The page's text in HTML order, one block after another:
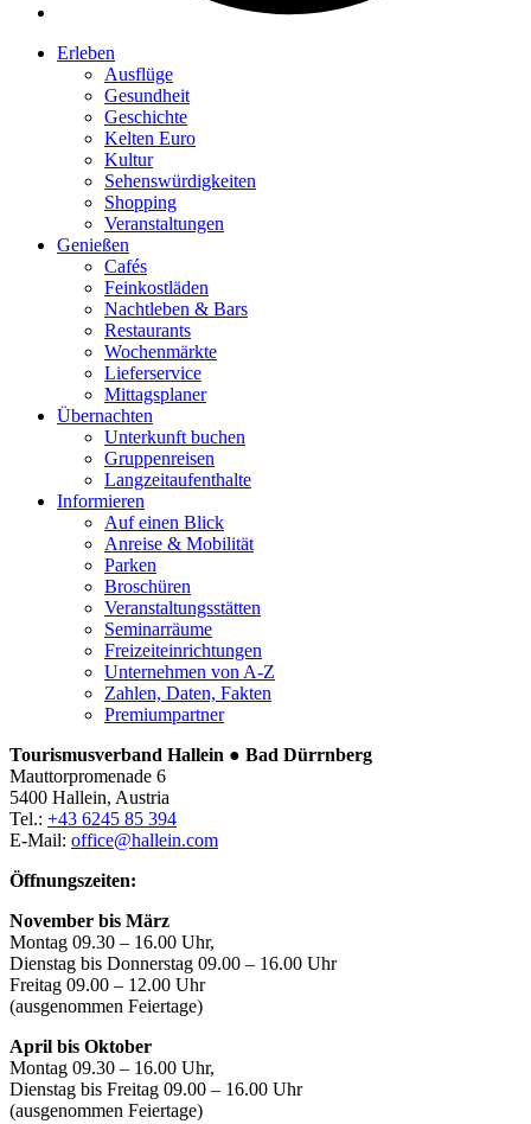
Erleben
Ausflüge
Gesundheit
Geschichte
Kelten Euro
Kultur
Sehenswürdigkeiten
Shopping
Veranstaltungen
Genießen
Cafés
Feinkostläden
Nachtleben & Bars
Restaurants
Wochenmärkte
Lieferservice
Mittagsplaner
Übernachten
Unterkunft buchen
Gruppenreisen
Langzeitaufenthalte
Informieren
Auf einen Blick
Anreise & Mobilität
Parken
Broschüren
Veranstaltungsstätten
Seminarräume
Freizeiteinrichtungen
Unternehmen von A-Z
Zahlen, Daten, Fakten
Premiumpartner
Tourismusverband Hallein ● Bad Dürrnberg
Mauttorpromenade 6
5400 Hallein, Austria
Tel.: +43 6245 85 394
E-Mail: office@hallein.com
Öffnungszeiten:
November bis März
Montag 09.30 – 16.00 Uhr,
Dienstag bis Donnerstag 09.00 – 16.00 Uhr
Freitag 09.00 – 12.00 Uhr
(ausgenommen Feiertage)
April bis Oktober
Montag 09.30 – 16.00 Uhr,
Dienstag bis Freitag 09.00 – 16.00 Uhr
(ausgenommen Feiertage)